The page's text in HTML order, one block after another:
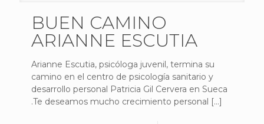
BUEN CAMINO
ARIANNE ESCUTIA
Arianne Escutia, psicóloga juvenil, termina su
camino en el centro de psicología sanitario y
desarrollo personal Patricia Gil Cervera en Sueca
.Te deseamos mucho crecimiento personal […]